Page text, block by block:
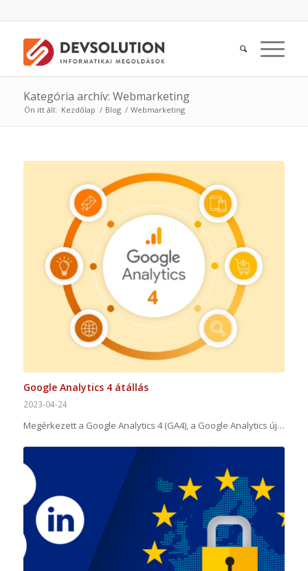
Kategória archív: Webmarketing
Ön itt áll: Kezdőlap / Blog / Webmarketing
Google Analytics 4 átállás
2023-04-24
Megérkezett a Google Analytics 4 (GA4), a Google Analytics új…